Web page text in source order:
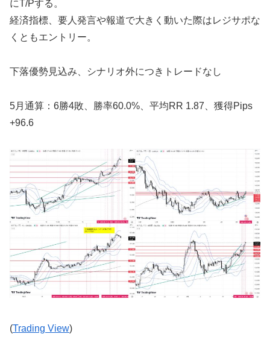
にT/Pする。
経済指標、要人発言や報道で大きく動いた際はレジサポな
くともエントリー。
下落優勢見込み、シナリオ外につきトレードなし
5月通算：6勝4敗、勝率60.0%、平均RR 1.87、獲得Pips
+96.6
(Trading View)